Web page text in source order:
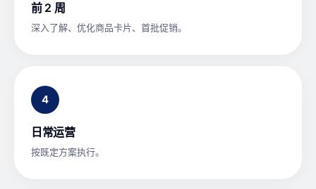
前 2 周
深入了解、优化商品卡片、首批促销。
4
日常运营
按既定方案执行。